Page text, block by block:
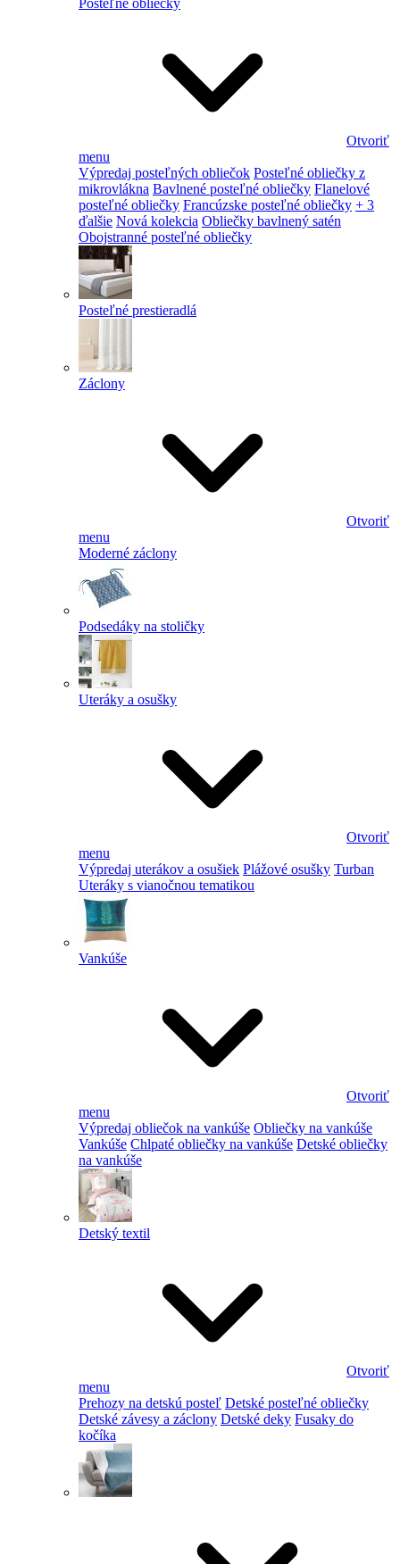
Posteľné obliečky
Otvoriť
menu
Výpredaj posteľných obliečok Posteľné obliečky z
mikrovlákna Bavlnené posteľné obliečky Flanelové
posteľné obliečky Francúzske posteľné obliečky + 3
ďalšie Nová kolekcia Obliečky bavlnený satén
Obojstranné posteľné obliečky
Posteľné prestieradlá
Záclony
Otvoriť
menu
Moderné záclony
Podsedáky na stoličky
Uteráky a osušky
Otvoriť
menu
Výpredaj uterákov a osušiek Plážové osušky Turban
Uteráky s vianočnou tematikou
Vankúše
Otvoriť
menu
Výpredaj obliečok na vankúše Obliečky na vankúše
Vankúše Chlpaté obliečky na vankúše Detské obliečky
na vankúše
Detský textil
Otvoriť
menu
Prehozy na detskú posteľ Detské posteľné obliečky
Detské závesy a záclony Detské deky Fusaky do
kočíka